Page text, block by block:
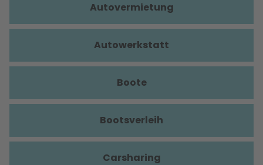
Autovermietung
Autowerkstatt
Boote
Bootsverleih
Carsharing